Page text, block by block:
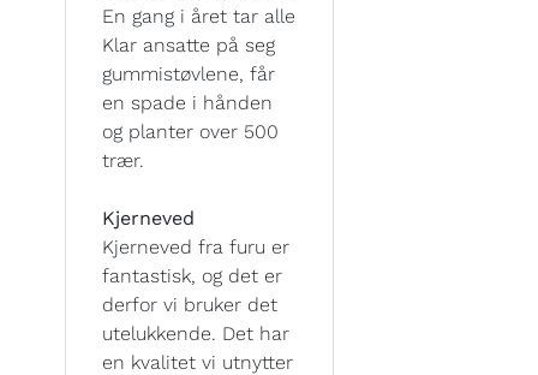
En gang i året tar alle
Klar ansatte på seg
gummistøvlene, får
en spade i hånden
og planter over 500
trær.
Kjerneved
Kjerneved fra furu er
fantastisk, og det er
derfor vi bruker det
utelukkende. Det har
en kvalitet vi utnytter